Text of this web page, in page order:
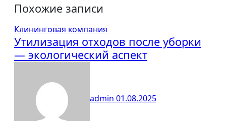
Похожие записи
Клининговая компания
Утилизация отходов после уборки
— экологический аспект
admin 01.08.2025